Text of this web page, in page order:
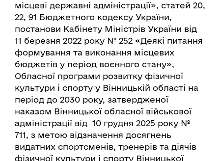
місцеві державні адміністрації», статей 20,
22, 91 Бюджетного кодексу України,
постанови Кабінету Міністрів України від
11 березня 2022 року № 252 «Деякі питання
формування та виконання місцевих
бюджетів у період воєнного стану»,
Обласної програми розвитку фізичної
культури і спорту у Вінницькій області на
період до 2030 року, затвердженої
наказом Вінницької обласної військової
адміністрації від 10 грудня 2025 року №
711, з метою відзначення досягнень
видатних спортсменів, тренерів та діячів
фізичної культури і спорту Вінницької